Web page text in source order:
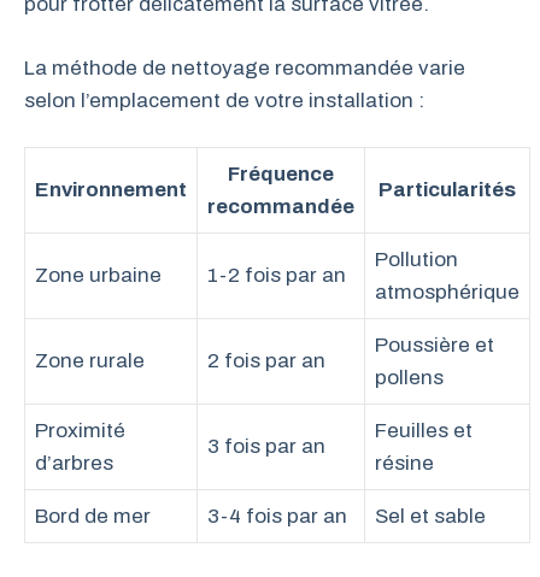
La méthode de nettoyage recommandée varie
selon l’emplacement de votre installation :
Environnement
Fréquence
recommandée
Particularités
Zone urbaine 1-2 fois par an
Pollution
atmosphérique
Zone rurale 2 fois par an
Poussière et
pollens
Proximité
d’arbres
3 fois par an
Feuilles et
résine
Bord de mer 3-4 fois par an Sel et sable